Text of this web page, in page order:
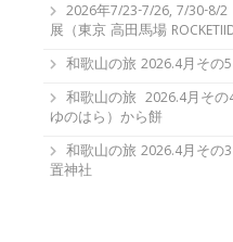
2026年7/23-7/26, 7/30-8/
展（東京 高田馬場
和歌山の旅 2026.4月そ
和歌山の旅 2026.4月そ
ゆのはら）から餅
和歌山の旅 2026.4月その
置神社